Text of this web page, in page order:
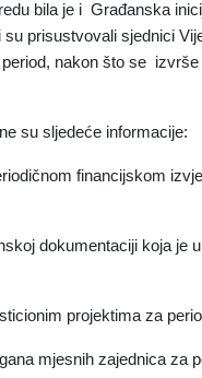
bila je i Građanska
prisustvovali sjednici
period, nakon što se
su sljedeće informacije:
financijskom
dokumentaciji koja je
projektima za
mjesnih zajednica za